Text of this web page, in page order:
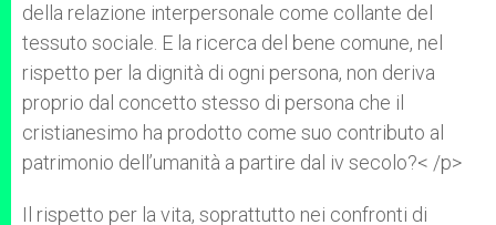
della relazione interpersonale come collante del
tessuto sociale. E la ricerca del bene comune, nel
rispetto per la dignità di ogni persona, non deriva
proprio dal concetto stesso di persona che il
cristianesimo ha prodotto come suo contributo al
patrimonio dell’umanità a partire dal iv secolo?< /p>
Il rispetto per la vita, soprattutto nei confronti di